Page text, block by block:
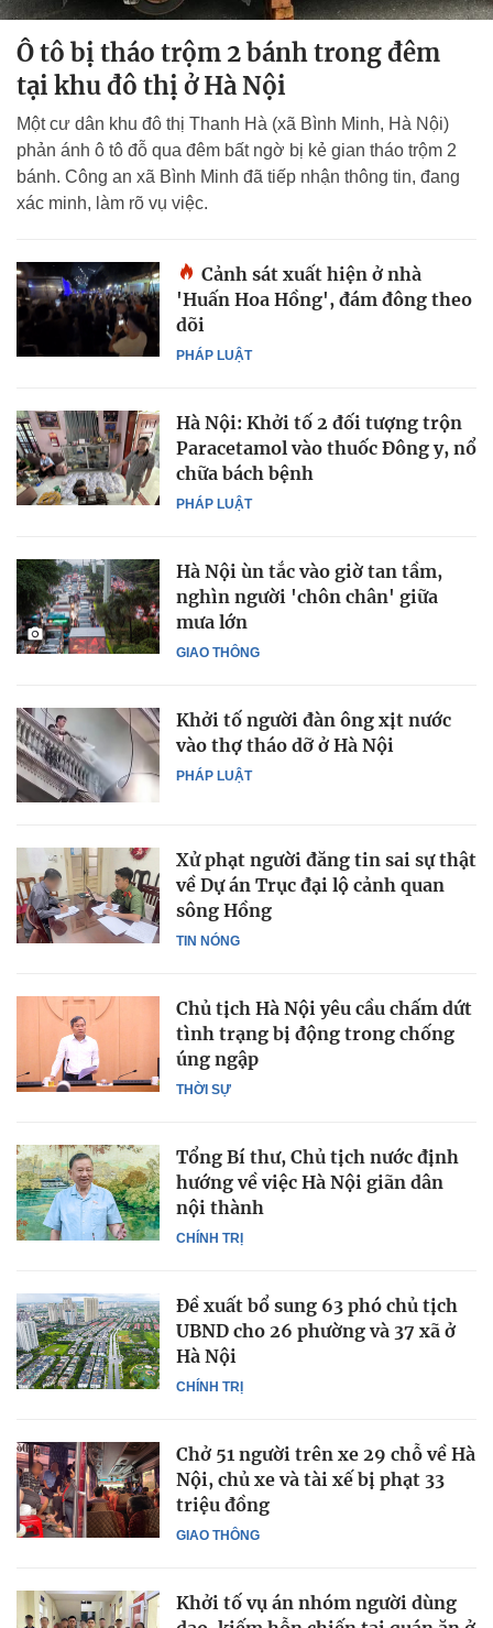
Ô tô bị tháo trộm 2 bánh trong đêm
tại khu đô thị ở Hà Nội
Một cư dân khu đô thị Thanh Hà (xã Bình Minh, Hà Nội)
phản ánh ô tô đỗ qua đêm bất ngờ bị kẻ gian tháo trộm 2
bánh. Công an xã Bình Minh đã tiếp nhận thông tin, đang
xác minh, làm rõ vụ việc.
PHÁP LUẬT
Cảnh sát xuất hiện ở nhà
'Huấn Hoa Hồng', đám đông theo
dõi
PHÁP LUẬT
Hà Nội: Khởi tố 2 đối tượng trộn
Paracetamol vào thuốc Đông y, nổ
chữa bách bệnh
GIAO THÔNG
Hà Nội ùn tắc vào giờ tan tầm,
nghìn người 'chôn chân' giữa
mưa lớn
PHÁP LUẬT
Khởi tố người đàn ông xịt nước
vào thợ tháo dỡ ở Hà Nội
TIN NÓNG
Xử phạt người đăng tin sai sự thật
về Dự án Trục đại lộ cảnh quan
sông Hồng
THỜI SỰ
Chủ tịch Hà Nội yêu cầu chấm dứt
tình trạng bị động trong chống
úng ngập
CHÍNH TRỊ
Tổng Bí thư, Chủ tịch nước định
hướng về việc Hà Nội giãn dân
nội thành
CHÍNH TRỊ
Đề xuất bổ sung 63 phó chủ tịch
UBND cho 26 phường và 37 xã ở
Hà Nội
GIAO THÔNG
Chở 51 người trên xe 29 chỗ về Hà
Nội, chủ xe và tài xế bị phạt 33
triệu đồng
Khởi tố vụ án nhóm người dùng